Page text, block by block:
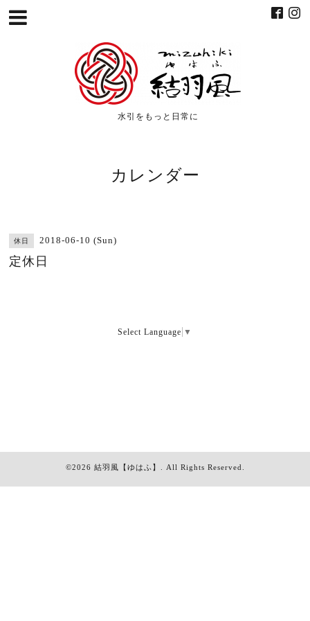
水引をもっと日常に
カレンダー
休日 2018-06-10 (Sun)
定休日
Select Language ▼
©2026 結羽風【ゆはふ】 . All Rights Reserved.